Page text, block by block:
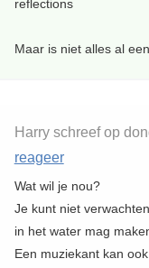
reflections
Maar is niet alles al
Harry schreef op
reageer
Wat wil je nou?
Je kunt niet
in het water mag
Een muziekant kan